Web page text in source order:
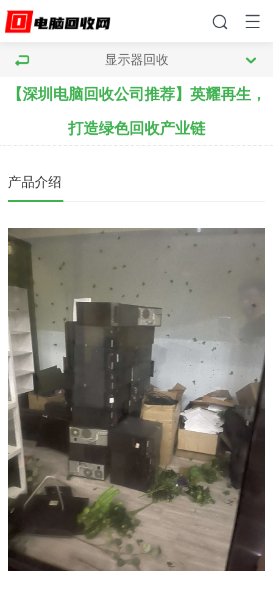
显示器回收
【深圳电脑回收公司推荐】英耀再生，
打造绿色回收产业链
产品介绍